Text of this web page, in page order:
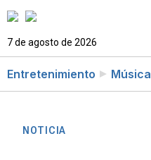
7 de agosto de 2026
Entretenimiento Música
NOTICIA